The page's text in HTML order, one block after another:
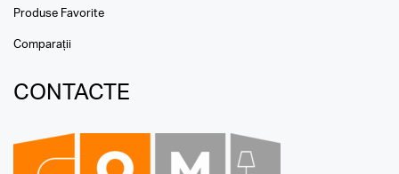
Produse Favorite
Comparații
CONTACTE